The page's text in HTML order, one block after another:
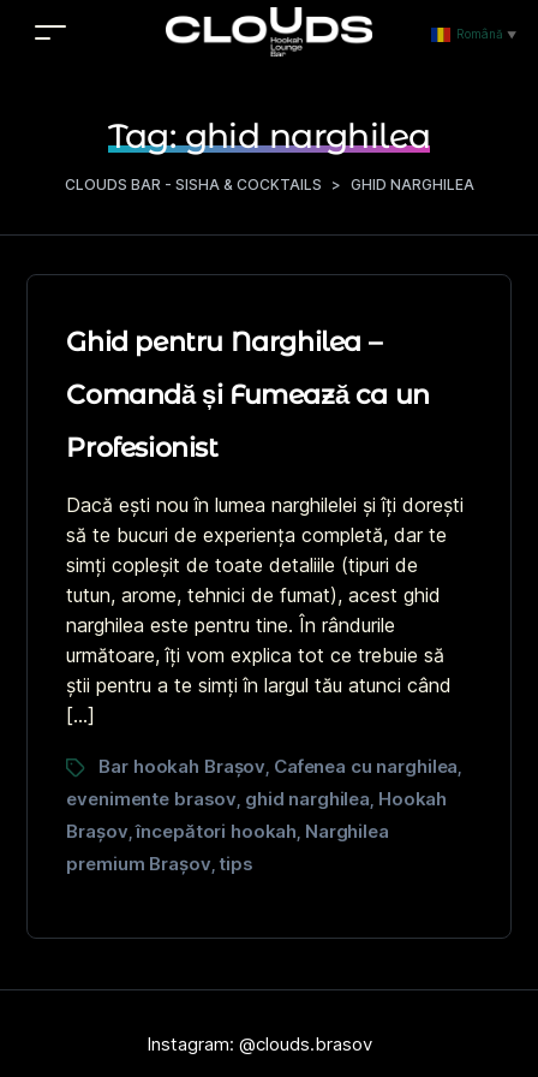
Tag:ghid narghilea
CLOUDS BAR - SISHA & COCKTAILS > GHID NARGHILEA
Ghid pentru Narghilea –
Comandă și Fumează ca un
Profesionist
Dacă ești nou în lumea narghilelei și îți dorești
să te bucuri de experiența completă, dar te
simți copleșit de toate detaliile (tipuri de
tutun, arome, tehnici de fumat), acest ghid
narghilea este pentru tine. În rândurile
următoare, îți vom explica tot ce trebuie să
știi pentru a te simți în largul tău atunci când
[…]
Bar hookah Brașov Cafenea cu narghilea
evenimente brasov ghid narghilea Hookah
Brașov ,începători hookah Narghilea
premium Brașov tips
Instagram: @clouds.brasov
Română ▼